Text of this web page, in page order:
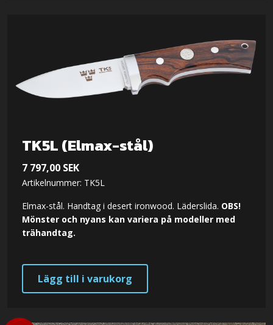
TK5L (Elmax-stål)
7 797,00 SEK
Artikelnummer: TK5L
Elmax-stål. Handtag i desert ironwood. Läderslida. OBS!
Mönster och nyans kan variera på modeller med
trähandtag.
Lägg till i varukorg